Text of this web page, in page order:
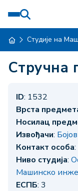
Студије на
ID: 1532
Врста
Носилац
Извођачи:
Контакт особа:
Ниво студија:
Машинско
ЕСПБ: 3